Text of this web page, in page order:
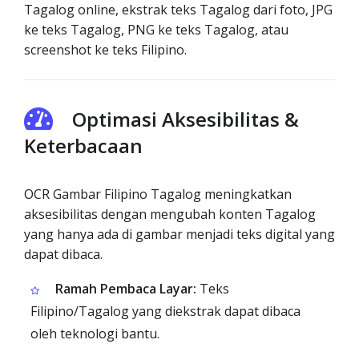
Tagalog online, ekstrak teks Tagalog dari foto, JPG
ke teks Tagalog, PNG ke teks Tagalog, atau
screenshot ke teks Filipino.
Optimasi Aksesibilitas &
Keterbacaan
OCR Gambar Filipino Tagalog meningkatkan
aksesibilitas dengan mengubah konten Tagalog
yang hanya ada di gambar menjadi teks digital yang
dapat dibaca.
Ramah Pembaca Layar: Teks
Filipino/Tagalog yang diekstrak dapat dibaca
oleh teknologi bantu.